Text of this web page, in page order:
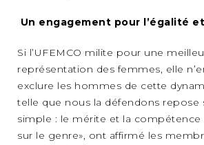
Un engagement pour l’égalité
Si l’UFEMCO milite pour une
représentation des femmes, elle
exclure les hommes de cette
telle que nous la défendons repose
simple : le mérite et la
sur le genre», ont affirmé les